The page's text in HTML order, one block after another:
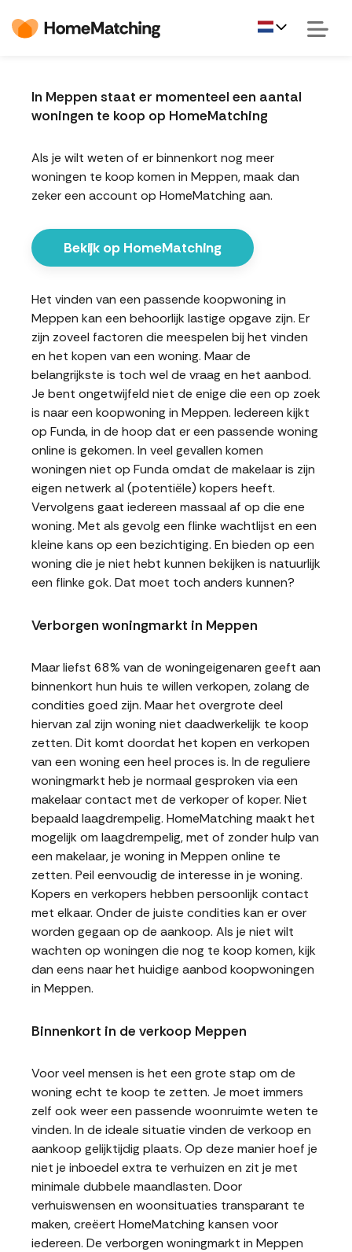
In Meppen staat er momenteel een aantal
woningen te koop op HomeMatching
Als je wilt weten of er binnenkort nog meer
woningen te koop komen in Meppen, maak dan
zeker een account op HomeMatching aan.
Bekijk op HomeMatching
Het vinden van een passende koopwoning in
Meppen kan een behoorlijk lastige opgave zijn. Er
zijn zoveel factoren die meespelen bij het vinden
en het kopen van een woning. Maar de
belangrijkste is toch wel de vraag en het aanbod.
Je bent ongetwijfeld niet de enige die een op zoek
is naar een koopwoning in Meppen. Iedereen kijkt
op Funda, in de hoop dat er een passende woning
online is gekomen. In veel gevallen komen
woningen niet op Funda omdat de makelaar is zijn
eigen netwerk al (potentiële) kopers heeft.
Vervolgens gaat iedereen massaal af op die ene
woning. Met als gevolg een flinke wachtlijst en een
kleine kans op een bezichtiging. En bieden op een
woning die je niet hebt kunnen bekijken is natuurlijk
een flinke gok. Dat moet toch anders kunnen?
Verborgen woningmarkt in Meppen
Maar liefst 68% van de woningeigenaren geeft aan
binnenkort hun huis te willen verkopen, zolang de
condities goed zijn. Maar het overgrote deel
hiervan zal zijn woning niet daadwerkelijk te koop
zetten. Dit komt doordat het kopen en verkopen
van een woning een heel proces is. In de reguliere
woningmarkt heb je normaal gesproken via een
makelaar contact met de verkoper of koper. Niet
bepaald laagdrempelig. HomeMatching maakt het
mogelijk om laagdrempelig, met of zonder hulp van
een makelaar, je woning in Meppen online te
zetten. Peil eenvoudig de interesse in je woning.
Kopers en verkopers hebben persoonlijk contact
met elkaar. Onder de juiste condities kan er over
worden gegaan op de aankoop. Als je niet wilt
wachten op woningen die nog te koop komen, kijk
dan eens naar het huidige aanbod koopwoningen
in Meppen.
Binnenkort in de verkoop Meppen
Voor veel mensen is het een grote stap om de
woning echt te koop te zetten. Je moet immers
zelf ook weer een passende woonruimte weten te
vinden. In de ideale situatie vinden de verkoop en
aankoop gelijktijdig plaats. Op deze manier hoef je
niet je inboedel extra te verhuizen en zit je met
minimale dubbele maandlasten. Door
verhuiswensen en woonsituaties transparant te
maken, creëert HomeMatching kansen voor
iedereen. De verborgen woningmarkt in Meppen